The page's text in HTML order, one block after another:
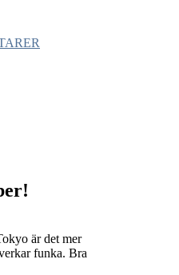
är det mer
funka. Bra